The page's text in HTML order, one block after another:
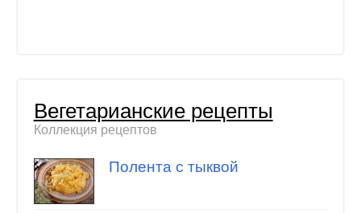
Вегетарианские рецепты
Коллекция рецептов
Полента с тыквой